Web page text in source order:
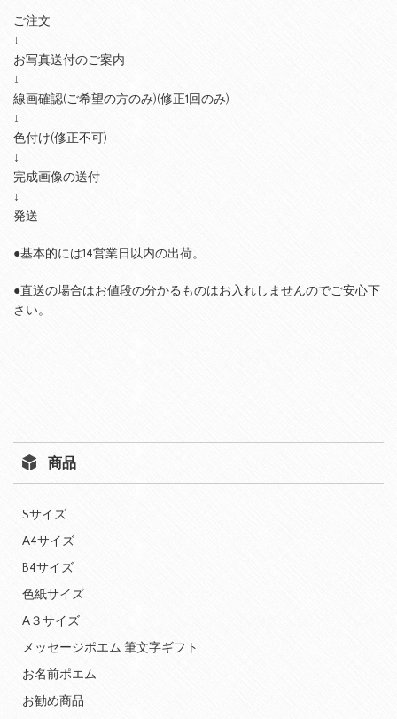
ご注文
↓
お写真送付のご案内
↓
線画確認(ご希望の方のみ)(修正1回のみ)
↓
色付け(修正不可)
↓
完成画像の送付
↓
発送
●基本的には14営業日以内の出荷。
●直送の場合はお値段の分かるものはお入れしませんのでご安心下
さい。
商品
Sサイズ
A4サイズ
B4サイズ
色紙サイズ
A３サイズ
メッセージポエム 筆文字ギフト
お名前ポエム
お勧め商品